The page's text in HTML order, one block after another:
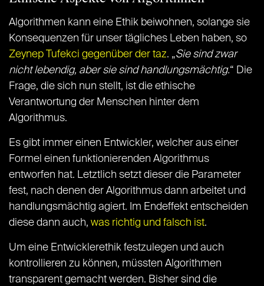
Algorithmen kann eine Ethik beiwohnen, solange sie
Konsequenzen für unser tägliches Leben haben, so
Zeynep Tufekci gegenüber der taz. „Sie sind zwar
nicht lebendig, aber sie sind handlungsmächtig.“ Die
Frage, die sich nun stellt, ist die ethische
Verantwortung der Menschen hinter dem
Algorithmus.
Es gibt immer einen Entwickler, welcher aus einer
Formel einen funktionierenden Algorithmus
entworfen hat. Letztlich setzt dieser die Parameter
fest, nach denen der Algorithmus dann arbeitet und
handlungsmächtig agiert. Im Endeffekt entscheiden
diese dann auch, was richtig und falsch ist.
Um eine Entwicklerethik festzulegen und auch
kontrollieren zu können, müssten Algorithmen
transparent gemacht werden. Bisher sind die